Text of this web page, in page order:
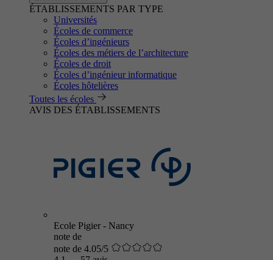
ÉTABLISSEMENTS PAR TYPE
Universités
Écoles de commerce
Écoles d’ingénieurs
Écoles des métiers de l’architecture
Écoles de droit
Écoles d’ingénieur informatique
Écoles hôtelières
Toutes les écoles
AVIS DES ÉTABLISSEMENTS
Ecole Pigier - Nancy
note de
note de 4.05/5